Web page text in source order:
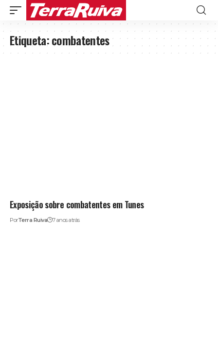
Etiqueta:combatentes
Exposição sobre combatentes em Tunes
PorTerra Ruiva 7 anos atrás